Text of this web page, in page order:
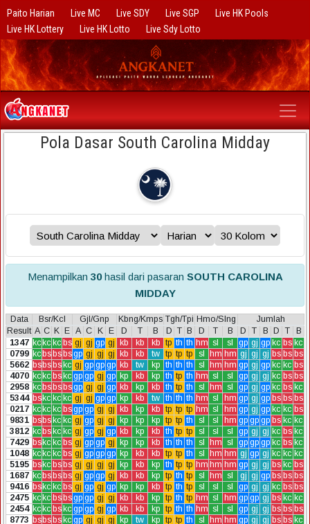
Paito Harian Live MC Live SDY Live SGP
Live HK Pools
Live HK Lottery
Live HK Lotto Live Sdy Lotto
Pola Dasar South Carolina Midday
Menampilkan 30hasil dari pasaran SOUTH CAROLINA
MIDDAY
Data Bsr/Kcl Gjl/Gnp Kbng/Kmps Tgh/Tpi Hmo/Slng
Jumlah
Result A C K E A C K E D T B D T B D T B D T B D T
B
1347 kckc kc bs gj gj gp gj kb kb kb tp th th hm sl sl gp gj gp kc bs kc
0799 kcbsbsbsgp gj gj gj kb kb tw tp tp tp sl hm hm gj gj gj bs bs bs
5662 bsbsbskc gj gp gp gp kb tw kp th th th sl hm hm gp gj gp kc kc bs
4070 kckc bskc gp gp gj gp kp kb kp th tp th hm sl sl gp gj gj kc bs bs
2958 kcbsbsbsgp gj gj gp kb kp kb th tp th sl hm sl gp gj gp kc bs kc
5344 bskc kc kc gj gj gp gp kp kb tw th th th hm sl hm gp gj gp bs bs bs
0217 kckc kc bsgp gp gj gj kb kp kb tp tp tp hm sl hm gp gj gp kc kc bs
9831 bsbskc kc gj gp gj gj kp kp kp tp tp th sl sl hm gp gp gp bs kc kc
3812 kcbskc kc gj gp gj gp kb kp kb th tp tp sl sl sl gp gj gj kc bs kc
7429 bskc kc bs gj gp gp gj kp kp kb th th th sl hm sl gp gp gp kc bs kc
1048 kckc kc bs gj gp gp gp kp kb kb tp tp th sl hm hm gj gp gj kc kc kc
5195 bskc bsbs gj gj gj gj kp kb kp th tp tp hm hm hm gp gj gj bs kc bs
1687 kcbsbsbs gj gp gp gj kb kb kp tp th tp sl hm sl gj gj gp bs bs bs
9416 bskc kc bs gj gp gj gp kp kp kb tp th tp sl sl sl gp gj gj kc bs bs
2475 kckc bsbsgp gp gj gj kb kb kp tp th tp hm sl hm gp gp gj bs kc kc
2454 kckc bskc gp gp gj gp kb kb kp tp th th hm sl sl gp gj gj bs bs bs
8773 bsbsbskc gp gj gj gj kp tw kp tp tp th sl hm hm gp gj gj bs bs kc